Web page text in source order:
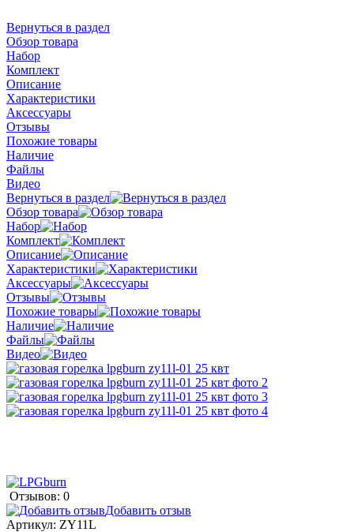
Вернуться в раздел
Обзор товара
Набор
Комплект
Описание
Характеристики
Аксессуары
Отзывы
Похожие товары
Наличие
Файлы
Видео
Вернуться в раздел
Обзор товара
Набор
Комплект
Описание
Характеристики
Аксессуары
Отзывы
Похожие товары
Наличие
Файлы
Видео
Отзывов: 0
Добавить отзыв
Артикул: ZY11L